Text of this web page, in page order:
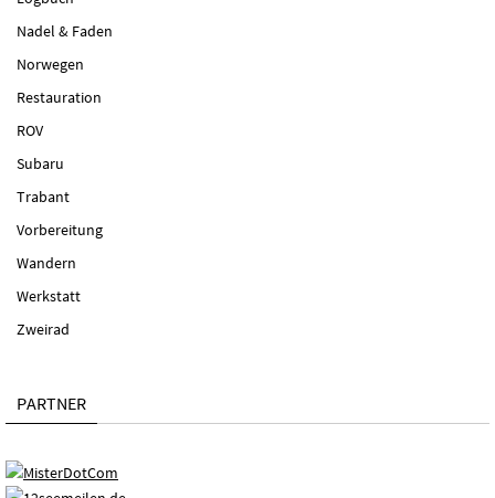
Nadel & Faden
Norwegen
Restauration
ROV
Subaru
Trabant
Vorbereitung
Wandern
Werkstatt
Zweirad
PARTNER